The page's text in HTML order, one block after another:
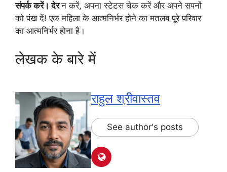
संपर्क करें। देरन करें, अपना स्टेटस चेक करें और अपने सपनों
को पंख दें! एक महिला के आत्मनिर्भर होने का मतलब पूरे परिवार
का आत्मनिर्भर होना है।
लेखक के बारे में
राहुल श्रीवास्तव
See author's posts